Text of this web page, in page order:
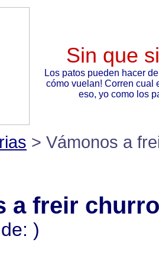
Sin que
Los patos pueden hacer
cómo vuelan! Corren cual
eso, yo como los
> Vámonos a
a freir
)